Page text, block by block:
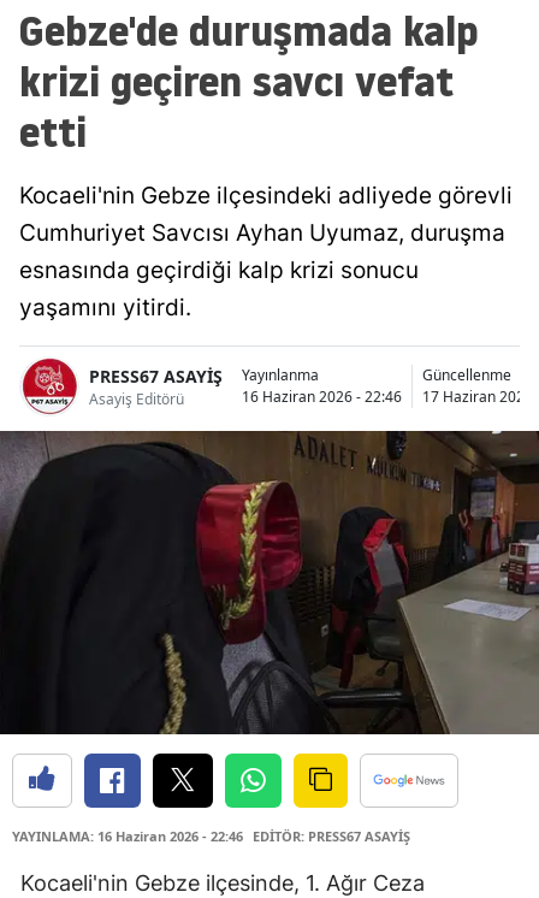
Gebze'de duruşmada kalp
krizi geçiren savcı vefat
etti
Kocaeli'nin Gebze ilçesindeki adliyede görevli
Cumhuriyet Savcısı Ayhan Uyumaz, duruşma
esnasında geçirdiği kalp krizi sonucu
yaşamını yitirdi.
PRESS67 ASAYİŞ
Asayiş Editörü
Yayınlanma
16 Haziran 2026 - 22:46
Güncellenme
17 Haziran 2026
YAYINLAMA: 16 Haziran 2026 - 22:46 EDİTÖR: PRESS67 ASAYİŞ
Kocaeli'nin Gebze ilçesinde, 1. Ağır Ceza